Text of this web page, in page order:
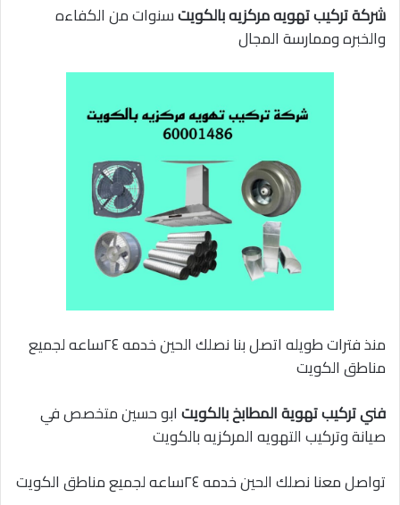
شركة تركيب تهويه مركزيه بالكويتسنوات من الكفاءه
والخبره وممارسة المجال
منذ فترات طويله اتصل بنا نصلك الحين خدمه ٢٤ساعه لجميع
مناطق الكويت
فني تركيب تهوية المطابخ بالكويتابو حسين متخصص في
صيانة وتركيب التهويه المركزيه بالكويت
تواصل معنا نصلك الحين خدمه ٢٤ساعه لجميع مناطق الكويت